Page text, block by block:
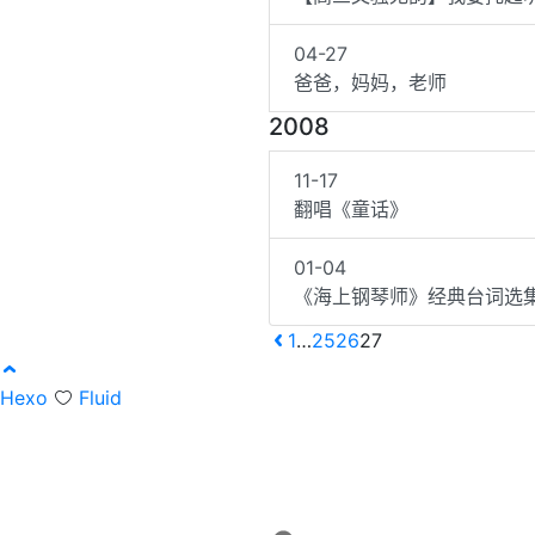
04-27
爸爸，妈妈，老师
2008
11-17
翻唱《童话》
01-04
《海上钢琴师》经典台词选
1…252627
Hexo Fluid